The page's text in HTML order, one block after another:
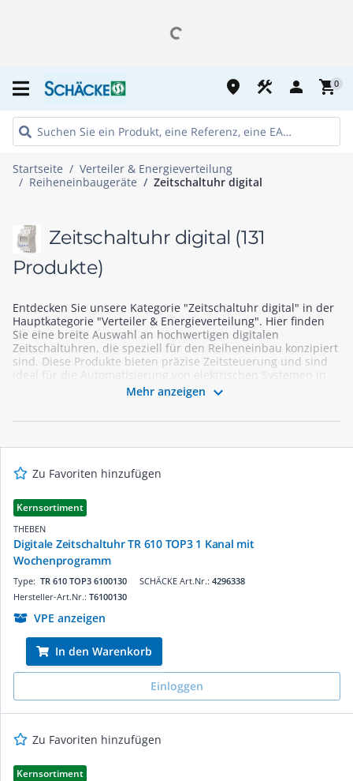
place construction person shopping_cart0
Startseite
Verteiler & Energieverteilung
Reiheneinbaugeräte
Zeitschaltuhr digital
Zeitschaltuhr digital (131
Produkte)
Entdecken Sie unsere Kategorie "Zeitschaltuhr digital" in der
Hauptkategorie "Verteiler & Energieverteilung". Hier finden
Sie eine breite Auswahl an hochwertigen digitalen
Zeitschaltuhren, die speziell für den Reiheneinbau konzipiert
sind. Diese Produkte bieten präzise Zeitsteuerung und sind
ideal für die Automatisierung von elektrischen Systemen in
Wohn- und Gewerbegebäuden. Mit benutzerfreundlichen
Funktionen und zuverlässiger Leistung sind unsere digitalen
Mehr anzeigen 
Zu Favoriten hinzufügen
Kernsortiment
THEBEN
Digitale Zeitschaltuhr TR 610 TOP3 1 Kanal mit
Wochenprogramm
SCHÄCKE Art.Nr.: 4296338
Type: TR 610 TOP3 6100130
Hersteller-Art.Nr.: T6100130
VPE anzeigen
In den Warenkorb
Einloggen
Zu Favoriten hinzufügen
Kernsortiment